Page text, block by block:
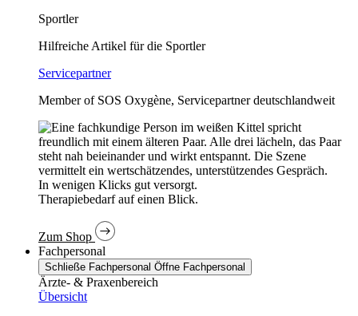
Sportler
Hilfreiche Artikel für die Sportler
Servicepartner
Member of SOS Oxygène, Servicepartner deutschlandweit
In wenigen Klicks gut versorgt.
Therapiebedarf auf einen Blick.
Zum Shop
Fachpersonal
Schließe Fachpersonal Öffne Fachpersonal
Ärzte- & Praxenbereich
Übersicht